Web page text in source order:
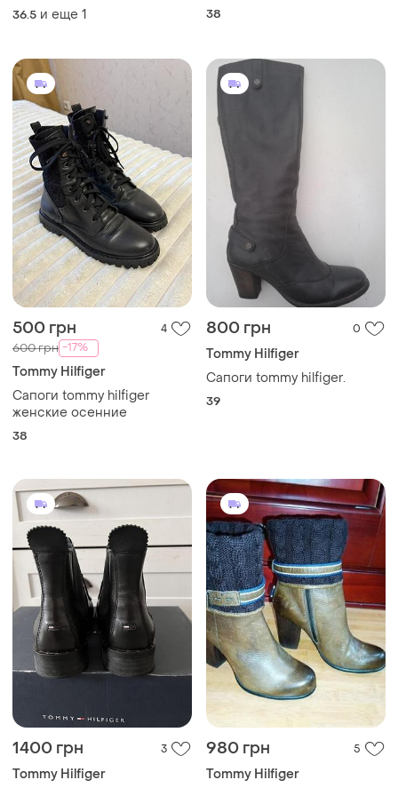
36.5 и еще 1 38
500 грн 4
600 грн -17%
Tommy Hilfiger
Сапоги tommy hilfiger
женские осенние
38
800 грн 0
Tommy Hilfiger
Сапоги tommy hilfiger.
39
1400 грн 3
Tommy Hilfiger
980 грн 5
Tommy Hilfiger